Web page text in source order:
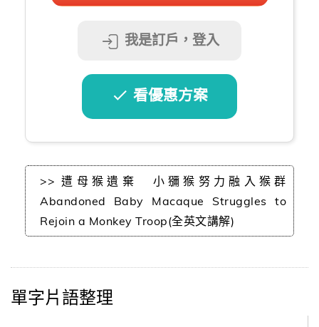
我是訂戶，登入
看優惠方案
>> 遭母猴遺棄 小獼猴努力融入猴群
Abandoned Baby Macaque Struggles to
Rejoin a Monkey Troop(全英文講解)
單字片語整理